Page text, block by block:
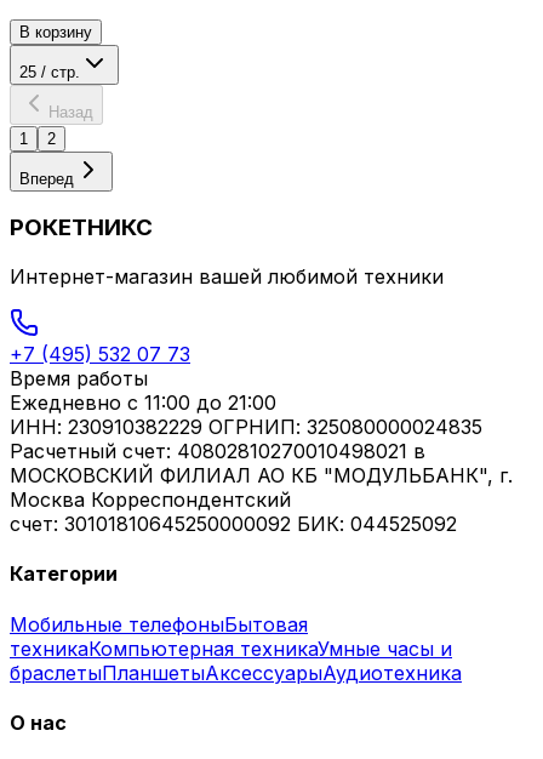
В корзину
25 / стр.
Назад
1
2
Вперед
РОКЕТНИКС
Интернет-магазин вашей любимой техники
+7 (495) 532 07 73
Время работы
Ежедневно с 11:00 до 21:00
ИНН: 230910382229 ОГРНИП: 325080000024835
Расчетный счет: 40802810270010498021 в
МОСКОВСКИЙ ФИЛИАЛ АО КБ "МОДУЛЬБАНК", г.
Москва Корреспондентский
счет: 30101810645250000092 БИК: 044525092
Категории
Мобильные телефоныБытовая
техникаКомпьютерная техникаУмные часы и
браслетыПланшетыАксессуарыАудиотехника
О нас